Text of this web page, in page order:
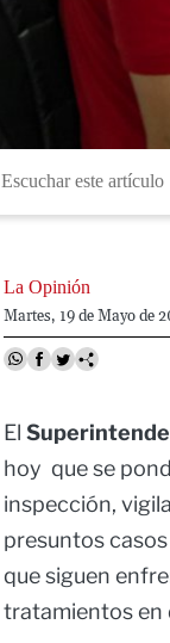
Escuchar este artículo
La Opinión
Martes, 19 de Mayo de
El
hoy que se
inspección,
presuntos
que siguen
tratamientos en